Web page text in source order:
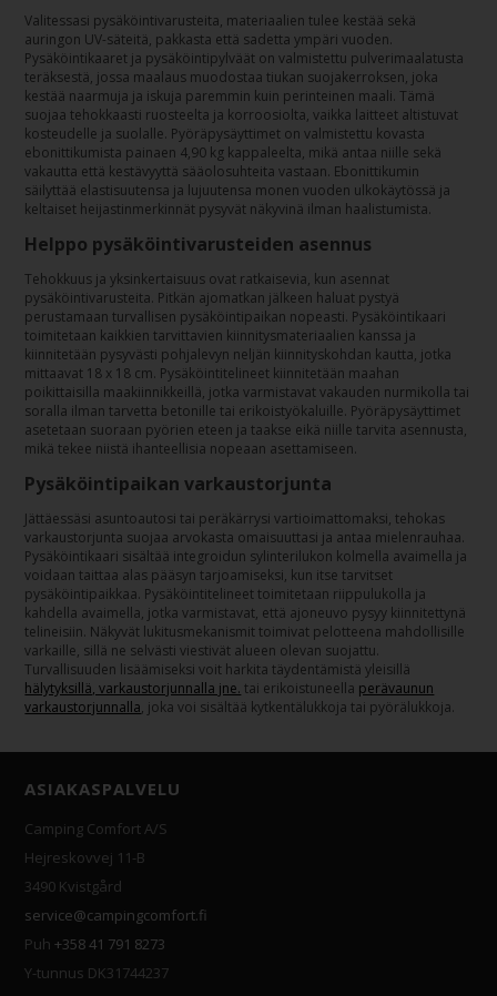
Valitessasi pysäköintivarusteita, materiaalien tulee kestää sekä
auringon UV-säteitä, pakkasta että sadetta ympäri vuoden.
Pysäköintikaaret ja pysäköintipylväät on valmistettu pulverimaalatusta
teräksestä, jossa maalaus muodostaa tiukan suojakerroksen, joka
kestää naarmuja ja iskuja paremmin kuin perinteinen maali. Tämä
suojaa tehokkaasti ruosteelta ja korroosiolta, vaikka laitteet altistuvat
kosteudelle ja suolalle. Pyöräpysäyttimet on valmistettu kovasta
ebonittikumista painaen 4,90 kg kappaleelta, mikä antaa niille sekä
vakautta että kestävyyttä sääolosuhteita vastaan. Ebonittikumin
säilyttää elastisuutensa ja lujuutensa monen vuoden ulkokäytössä ja
keltaiset heijastinmerkinnät pysyvät näkyvinä ilman haalistumista.
Helppo pysäköintivarusteiden asennus
Tehokkuus ja yksinkertaisuus ovat ratkaisevia, kun asennat
pysäköintivarusteita. Pitkän ajomatkan jälkeen haluat pystyä
perustamaan turvallisen pysäköintipaikan nopeasti. Pysäköintikaari
toimitetaan kaikkien tarvittavien kiinnitysmateriaalien kanssa ja
kiinnitetään pysyvästi pohjalevyn neljän kiinnityskohdan kautta, jotka
mittaavat 18 x 18 cm. Pysäköintitelineet kiinnitetään maahan
poikittaisilla maakiinnikkeillä, jotka varmistavat vakauden nurmikolla tai
soralla ilman tarvetta betonille tai erikoistyökaluille. Pyöräpysäyttimet
asetetaan suoraan pyörien eteen ja taakse eikä niille tarvita asennusta,
mikä tekee niistä ihanteellisia nopeaan asettamiseen.
Pysäköintipaikan varkaustorjunta
Jättäessäsi asuntoautosi tai peräkärrysi vartioimattomaksi, tehokas
varkaustorjunta suojaa arvokasta omaisuuttasi ja antaa mielenrauhaa.
Pysäköintikaari sisältää integroidun sylinterilukon kolmella avaimella ja
voidaan taittaa alas pääsyn tarjoamiseksi, kun itse tarvitset
pysäköintipaikkaa. Pysäköintitelineet toimitetaan riippulukolla ja
kahdella avaimella, jotka varmistavat, että ajoneuvo pysyy kiinnitettynä
telineisiin. Näkyvät lukitusmekanismit toimivat pelotteena mahdollisille
varkaille, sillä ne selvästi viestivät alueen olevan suojattu.
Turvallisuuden lisäämiseksi voit harkita täydentämistä yleisillä
hälytyksillä, varkaustorjunnalla jne. tai erikoistuneella perävaunun
varkaustorjunnalla, joka voi sisältää kytkentälukkoja tai pyörälukkoja.
ASIAKASPALVELU
Camping Comfort A/S
Hejreskovvej 11-B
3490 Kvistgård
service@campingcomfort.fi
Puh+358 41 791 8273
Y-tunnus DK31744237